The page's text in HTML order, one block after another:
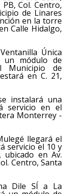
Col. Centro,
de Linares
en la torre
Calle Hidalgo,
Única
un módulo de
Municipio de
en C. 21,
instalará una
servicio en el
Monterrey -
llegará el
servicio el 10 y
en Av.
Centro, Santa
Dile SÍ a La